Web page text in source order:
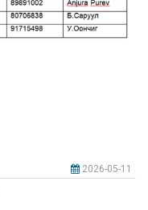
2026-05-11